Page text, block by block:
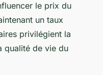
le prix du
un taux
privilégient la
qualité de vie du